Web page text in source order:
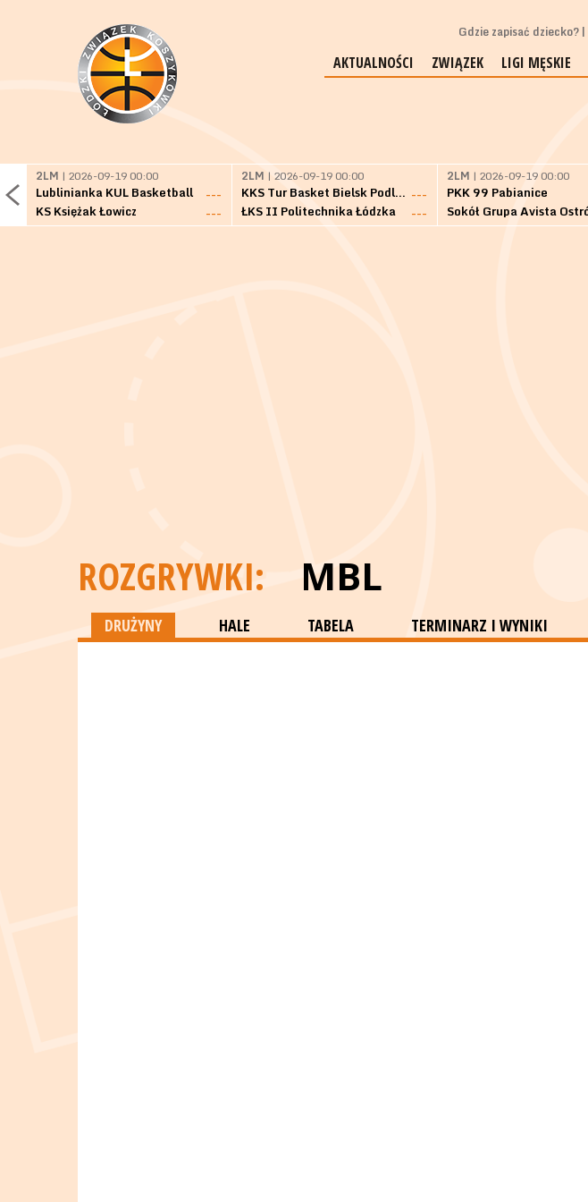
Gdzie zapisać dziecko?
AKTUALNOŚCI ZWIĄZEK LIGI MĘSKIE
2LM | 2026-09-19 00:00
Lublinianka KUL Basketball
---
KS Księżak Łowicz
---
2LM | 2026-09-19 00:00
KKS Tur Basket Bielsk Podlaski ---
ŁKS II Politechnika Łódzka
---
2LM | 2026-09-19 00:00
PKK 99 Pabianice
ROZGRYWKI: MBL
DRUŻYNY HALE TABELA TERMINARZ I WYNIKI